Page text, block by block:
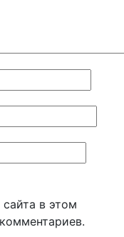
в этом